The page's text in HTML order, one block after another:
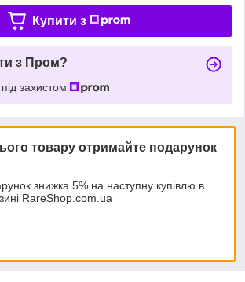
Купити з
з Пром?
захистом
товару отримайте подарунок
знижка 5% на наступну купівлю в
RareShop.com.ua